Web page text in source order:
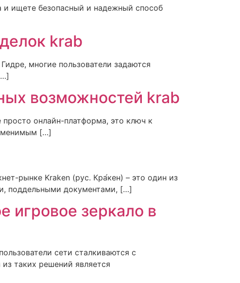
и ищете безопасный и надежный способ
krab
многие пользователи задаются
возможностей krab
онлайн-платформа, это ключ к
[…]
рынке Kraken (рус. Кра́кен) – это один из
поддельными документами, […]
игровое зеркало в
сети сталкиваются с
таких решений является